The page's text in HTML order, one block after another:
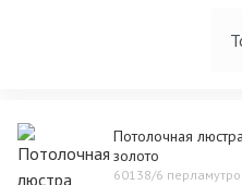
Потолочная
золото
60138/6